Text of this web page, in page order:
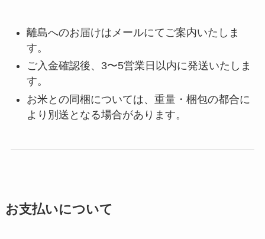
離島へのお届けはメールにてご案内いたしま
す。
ご入金確認後、3〜5営業日以内に発送いたしま
す。
お米との同梱については、重量・梱包の都合に
より別送となる場合があります。
お支払いについて